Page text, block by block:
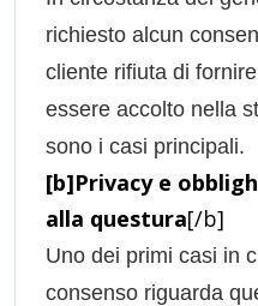
richiesto alcun
cliente rifiuta di
essere accolto nella
sono i casi principali.
[b]Privacy e
alla questura[/b]
Uno dei primi casi in
consenso riguarda